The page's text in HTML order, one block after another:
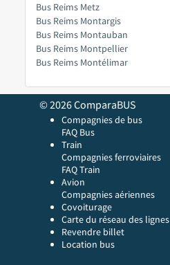
Bus Reims Metz
Bus Reims Montargis
Bus Reims Montauban
Bus Reims Montpellier
Bus Reims Montélimar
© 2026 ComparaBUS
Compagnies de bus
FAQ Bus
Train
Compagnies ferroviaires
FAQ Train
Avion
Compagnies aériennes
Covoiturage
Carte du réseau des lignes
Revendre billet
Location bus